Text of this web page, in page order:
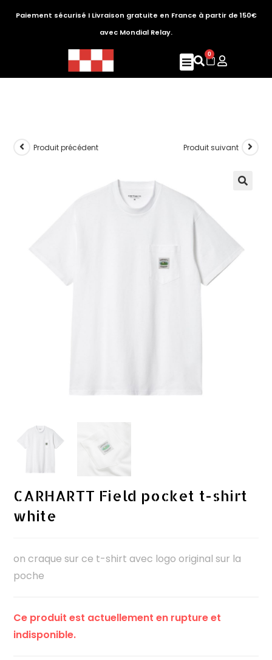
Paiement sécurisé I Livraison gratuite en France à partir de 150€
avec Mondial Relay.
0
Produit précédent Produit suivant
CARHARTT Field pocket t-shirt
white
on craque sur ce t-shirt avec logo original sur la
poche
Ce produit est actuellement en rupture et
indisponible.